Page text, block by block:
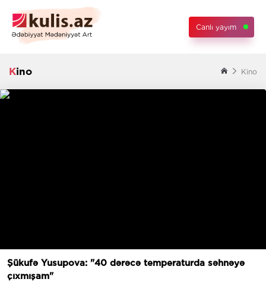
Canlı yayım
Kino Kino
Şükufə Yusupova: "40 dərəcə temperaturda səhnəyə
çıxmışam"